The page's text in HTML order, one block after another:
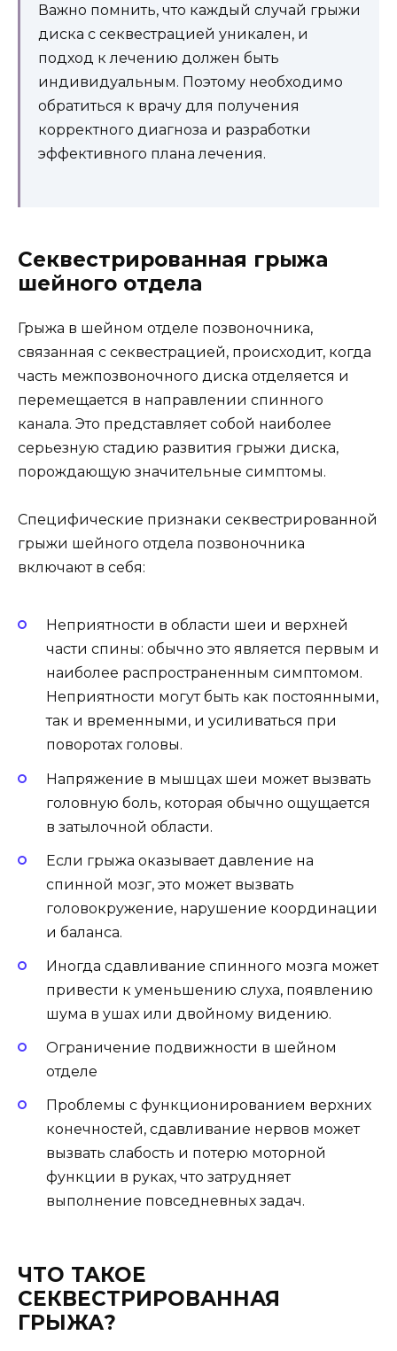
Важно помнить, что каждый случай грыжи
диска с секвестрацией уникален, и
подход к лечению должен быть
индивидуальным. Поэтому необходимо
обратиться к врачу для получения
корректного диагноза и разработки
эффективного плана лечения.
Секвестрированная грыжа
шейного отдела
Грыжа в шейном отделе позвоночника,
связанная с секвестрацией, происходит, когда
часть межпозвоночного диска отделяется и
перемещается в направлении спинного
канала. Это представляет собой наиболее
серьезную стадию развития грыжи диска,
порождающую значительные симптомы.
Специфические признаки секвестрированной
грыжи шейного отдела позвоночника
включают в себя:
Неприятности в области шеи и верхней
части спины: обычно это является первым и
наиболее распространенным симптомом.
Неприятности могут быть как постоянными,
так и временными, и усиливаться при
поворотах головы.
Напряжение в мышцах шеи может вызвать
головную боль, которая обычно ощущается
в затылочной области.
Если грыжа оказывает давление на
спинной мозг, это может вызвать
головокружение, нарушение координации
и баланса.
Иногда сдавливание спинного мозга может
привести к уменьшению слуха, появлению
шума в ушах или двойному видению.
Ограничение подвижности в шейном
отделе
Проблемы с функционированием верхних
конечностей, сдавливание нервов может
вызвать слабость и потерю моторной
функции в руках, что затрудняет
выполнение повседневных задач.
ЧТО ТАКОЕ
СЕКВЕСТРИРОВАННАЯ
ГРЫЖА?